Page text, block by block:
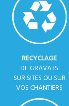
RECYCLAGE
DE GRAVATS
SUR SITES OU SUR
VOS CHANTIERS